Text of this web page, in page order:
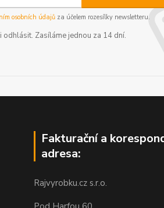
osobních údajůza účelem rozesílky newsletteru.
odhlásit. Zasíláme jednou za 14 dní.
Fakturační a
adresa:
Rajvyrobku.cz s.r.o.